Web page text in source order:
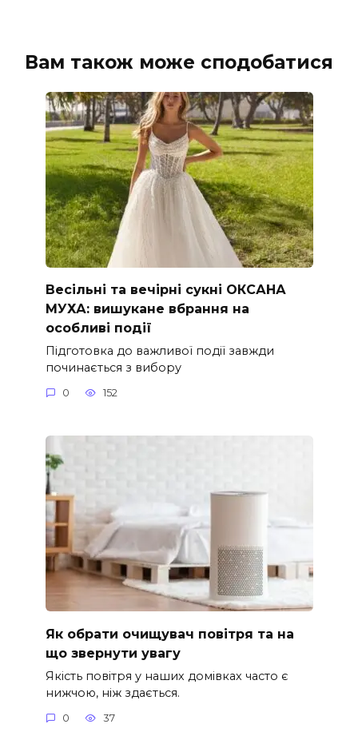
Вам також може сподобатися
Весільні та вечірні сукні ОКСАНА
МУХА: вишукане вбрання на
особливі події
Підготовка до важливої події завжди
починається з вибору
0 152
Як обрати очищувач повітря та на
що звернути увагу
Якість повітря у наших домівках часто є
нижчою, ніж здається.
0 37